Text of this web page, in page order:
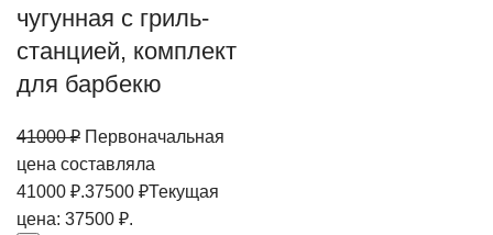
чугунная с гриль-
станцией, комплект
для барбекю
41000₽ Первоначальная
цена составляла
41000 ₽.37500 ₽Текущая
цена: 37500 ₽.